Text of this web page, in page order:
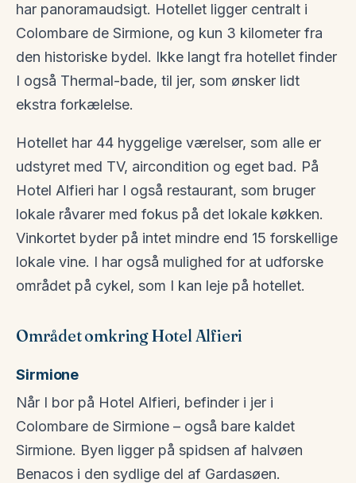
har panoramaudsigt. Hotellet ligger centralt i
Colombare de Sirmione, og kun 3 kilometer fra
den historiske bydel. Ikke langt fra hotellet finder
I også Thermal-bade, til jer, som ønsker lidt
ekstra forkælelse.
Hotellet har 44 hyggelige værelser, som alle er
udstyret med TV, aircondition og eget bad. På
Hotel Alfieri har I også restaurant, som bruger
lokale råvarer med fokus på det lokale køkken.
Vinkortet byder på intet mindre end 15 forskellige
lokale vine. I har også mulighed for at udforske
området på cykel, som I kan leje på hotellet.
Området omkring Hotel Alfieri
Sirmione
Når I bor på Hotel Alfieri, befinder i jer i
Colombare de Sirmione – også bare kaldet
Sirmione. Byen ligger på spidsen af halvøen
Benacos i den sydlige del af Gardasøen.